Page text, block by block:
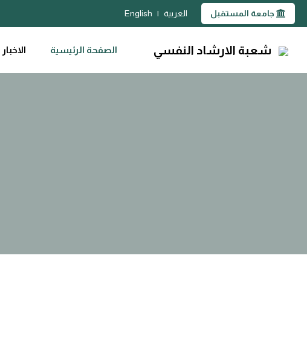
جامعة المستقبل العربية |
English
شعبة الارشاد النفسي الصفحة الرئيسية الاخبار